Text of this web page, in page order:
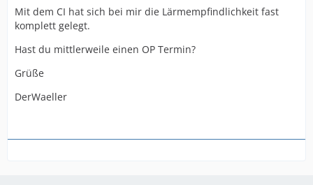
Mit dem CI hat sich bei mir die Lärmempfindlichkeit fast
komplett gelegt.
Hast du mittlerweile einen OP Termin?
Grüße
DerWaeller